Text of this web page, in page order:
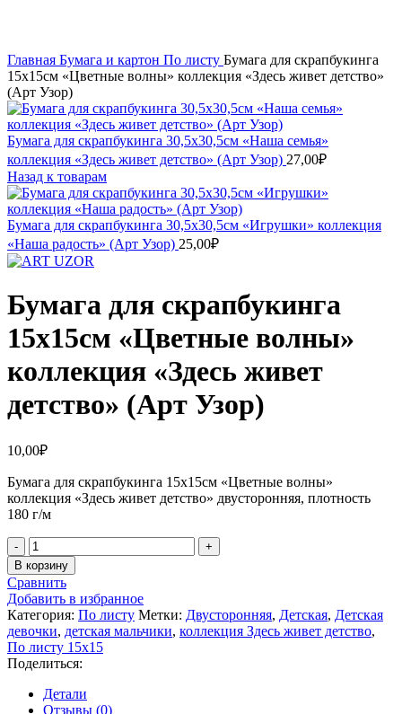
Главная Бумага и картон По листу Бумага для скрапбукинга
15х15см «Цветные волны» коллекция «Здесь живет детство»
(Арт Узор)
Бумага для скрапбукинга 30,5х30,5см «Наша семья»
коллекция «Здесь живет детство» (Арт Узор) 27,00₽
Назад к товарам
Бумага для скрапбукинга 30,5х30,5см «Игрушки» коллекция
«Наша радость» (Арт Узор) 25,00₽
Бумага для скрапбукинга
15х15см «Цветные волны»
коллекция «Здесь живет
детство» (Арт Узор)
10,00₽
Бумага для скрапбукинга 15х15см «Цветные волны»
коллекция «Здесь живет детство» двусторонняя, плотность
180 г/м
Количество
товара
Бумага
для
скрапбукинга
15х15см
«Цветные
волны»
коллекция
«Здесь
живет
В корзину
Сравнить
Добавить в избранное
Категория: По листу Метки: Двусторонняя, Детская, Детская
девочки, детская мальчики, коллекция Здесь живет детство,
По листу 15х15
Поделиться:
Детали
Отзывы (0)